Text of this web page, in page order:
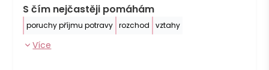
S čím nejčastěji pomáhám
poruchy příjmu potravy rozchod vztahy
Více